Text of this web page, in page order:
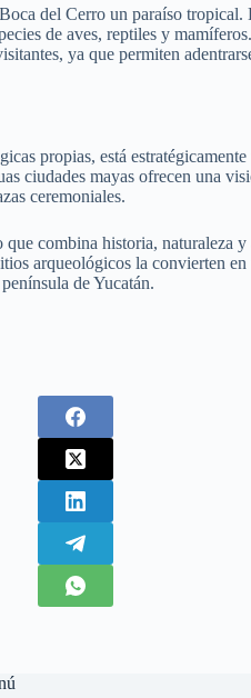
del Cerro un paraíso tropical.
de aves, reptiles y
ya que permiten
propias, está
ciudades mayas ofrecen una
ceremoniales.
combina historia, naturaleza
arqueológicos la convierten
de Yucatán.